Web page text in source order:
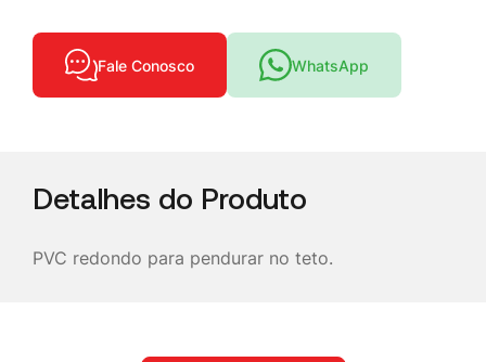
Fale Conosco WhatsApp
Detalhes do Produto
PVC redondo para pendurar no teto.